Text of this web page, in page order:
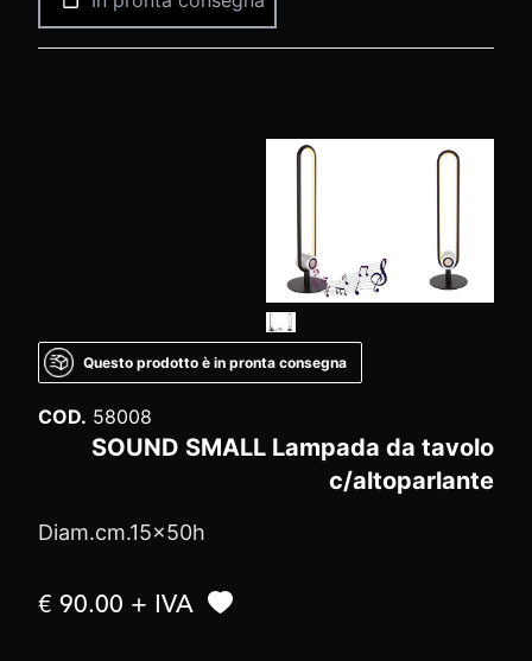
Questo prodotto è in pronta consegna
COD. 58008
SOUND SMALL Lampada da tavolo
c/altoparlante
Diam.cm.15x50h
€ 90.00 + IVA